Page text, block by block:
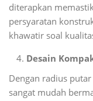
diterapkan
persyaratan
khawatir soal
Desain
Dengan radius
sangat mudah